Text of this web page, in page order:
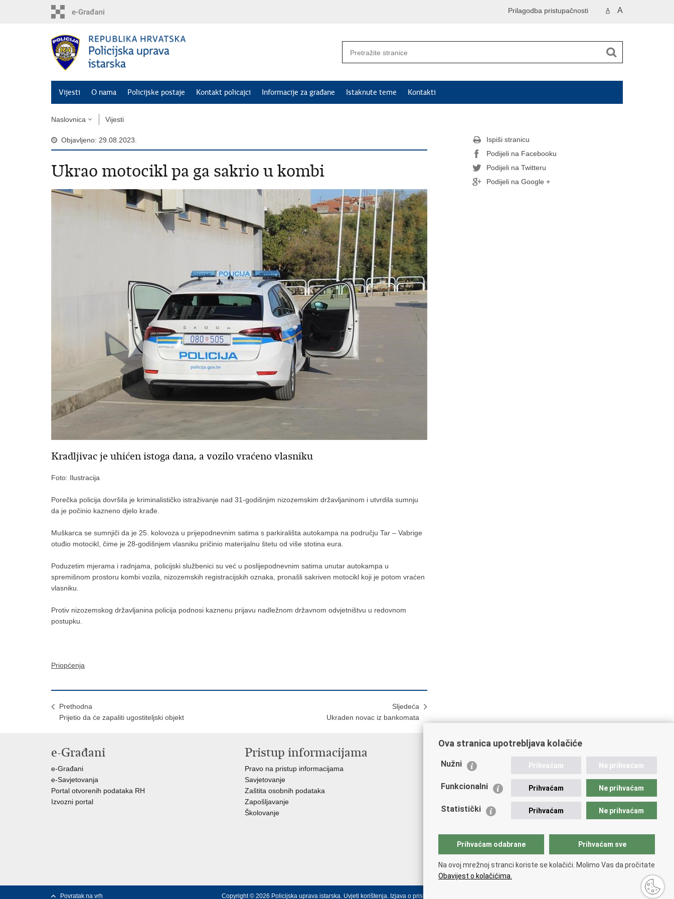
A A
Prilagodba pristupačnosti
Vijesti O nama Policijske postaje Kontakt policajci Informacije za građane Istaknute teme Kontakti
Naslovnica Vijesti
Objavljeno: 29.08.2023.
Ukrao motocikl pa ga sakrio u kombi
Kradljivac je uhićen istoga dana, a vozilo vraćeno vlasniku
Foto: Ilustracija
Porečka policija dovršila je kriminalističko istraživanje nad 31-godišnjim nizozemskim državljaninom i utvrdila sumnju
da je počinio kazneno djelo krađe.
Muškarca se sumnjiči da je 25. kolovoza u prijepodnevnim satima s parkirališta autokampa na području Tar – Vabrige
otuđio motocikl, čime je 28-godišnjem vlasniku pričinio materijalnu štetu od više stotina eura.
Poduzetim mjerama i radnjama, policijski službenici su već u poslijepodnevnim satima unutar autokampa u
spremišnom prostoru kombi vozila, nizozemskih registracijskih oznaka, pronašli sakriven motocikl koji je potom vraćen
vlasniku.
Protiv nizozemskog državljanina policija podnosi kaznenu prijavu nadležnom državnom odvjetništvu u redovnom
postupku.
Priopćenja
Prethodna
Prijetio da će zapaliti ugostiteljski objekt
Sljedeća
Ukraden novac iz bankomata
Ispiši stranicu
Podijeli na Facebooku
Podijeli na Twitteru
Podijeli na Google +
e-Građani
e-Građani
e-Savjetovanja
Portal otvorenih podataka RH
Izvozni portal
Pristup informacijama
Pravo na pristup informacijama
Savjetovanje
Zaštita osobnih podataka
Zapošljavanje
Školovanje
Važne poveznice
Ministarstvo unutarnjih poslova
Udruge
Policijska akademija
Zaklada policijske solidarnosti
Centar za forenzična ispitivanja, istraživanja i vještačenja
"Ivan Vučetić"
Policijske uprave
Povratak na vrh Copyright © 2026 Policijska uprava istarska. Uvjeti korištenja. Izjava o pristupačnosti
Ova stranica upotrebljava kolačiće
Nužni Prihvaćam Ne prihvaćam
Funkcionalni Prihvaćam Ne prihvaćam
Statistički Prihvaćam Ne prihvaćam
Prihvaćam odabrane Prihvaćam sve
Na ovoj mrežnoj stranci koriste se kolačići. Molimo Vas da pročitate
Obavijest o kolačićima.